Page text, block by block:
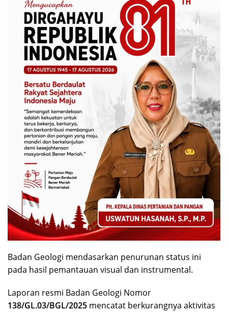
Badan Geologi mendasarkan penurunan status ini
pada hasil pemantauan visual dan instrumental.
Laporan resmi Badan Geologi Nomor
138/GL.03/BGL/2025 mencatat berkurangnya aktivitas